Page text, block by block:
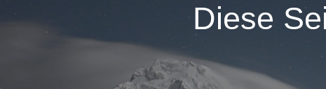
Diese